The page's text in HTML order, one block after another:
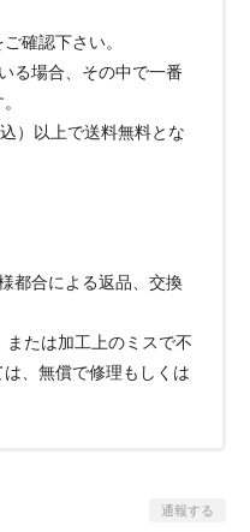
確認下さい。
る場合、その中で一番
）以上で送料無料とな
都合による返品、交換
たは加工上のミスで不
、無償で修理もしくは
通報する